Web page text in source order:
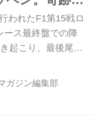
秘密【ロシア
われたF1第15戦ロ
ース最終盤での降
起こり、最後尾の
タートしたレッド
クス・フェルスタ
果たした。激戦
ガジン編集部